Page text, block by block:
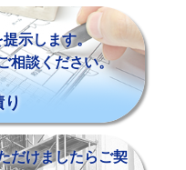
示します。
相談ください。
だけましたらご契